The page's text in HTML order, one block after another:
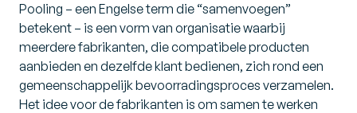
Pooling – een Engelse term die “samenvoegen”
betekent – is een vorm van organisatie waarbij
meerdere fabrikanten, die compatibele producten
aanbieden en dezelfde klant bedienen, zich rond een
gemeenschappelijk bevoorradingsproces verzamelen.
Het idee voor de fabrikanten is om samen te werken